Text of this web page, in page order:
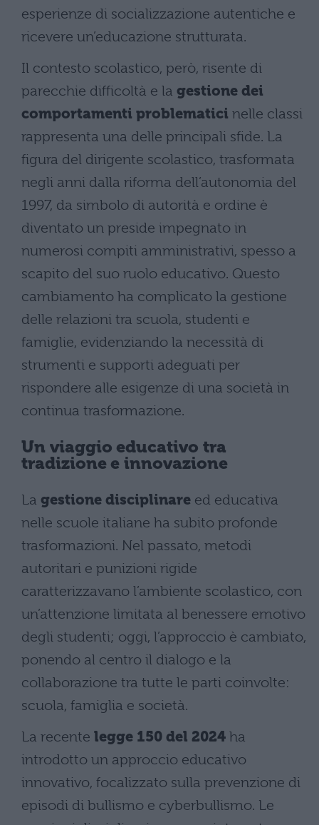
esperienze di socializzazione autentiche e
ricevere un’educazione strutturata.
Il contesto scolastico, però, risente di
parecchie difficoltà e la gestione dei
comportamenti problematici nelle classi
rappresenta una delle principali sfide. La
figura del dirigente scolastico, trasformata
negli anni dalla riforma dell’autonomia del
1997, da simbolo di autorità e ordine è
diventato un preside impegnato in
numerosi compiti amministrativi, spesso a
scapito del suo ruolo educativo. Questo
cambiamento ha complicato la gestione
delle relazioni tra scuola, studenti e
famiglie, evidenziando la necessità di
strumenti e supporti adeguati per
rispondere alle esigenze di una società in
continua trasformazione.
Un viaggio educativo tra
tradizione e innovazione
La gestione disciplinare ed educativa
nelle scuole italiane ha subito profonde
trasformazioni. Nel passato, metodi
autoritari e punizioni rigide
caratterizzavano l’ambiente scolastico, con
un’attenzione limitata al benessere emotivo
degli studenti; oggi, l’approccio è cambiato,
ponendo al centro il dialogo e la
collaborazione tra tutte le parti coinvolte:
scuola, famiglia e società.
La recente legge 150 del 2024 ha
introdotto un approccio educativo
innovativo, focalizzato sulla prevenzione di
episodi di bullismo e cyberbullismo. Le